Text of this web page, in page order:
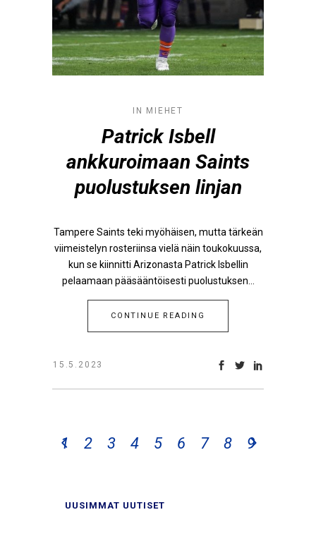
IN MIEHET
Patrick Isbell
ankkuroimaan Saints
puolustuksen linjan
Tampere Saints teki myöhäisen, mutta tärkeän
viimeistelyn rosteriinsa vielä näin toukokuussa,
kun se kiinnitti Arizonasta Patrick Isbellin
pelaamaan pääsääntöisesti puolustuksen...
CONTINUE READING
15.5.2023
1 2 3 4 5 6 7 8 9
UUSIMMAT UUTISET